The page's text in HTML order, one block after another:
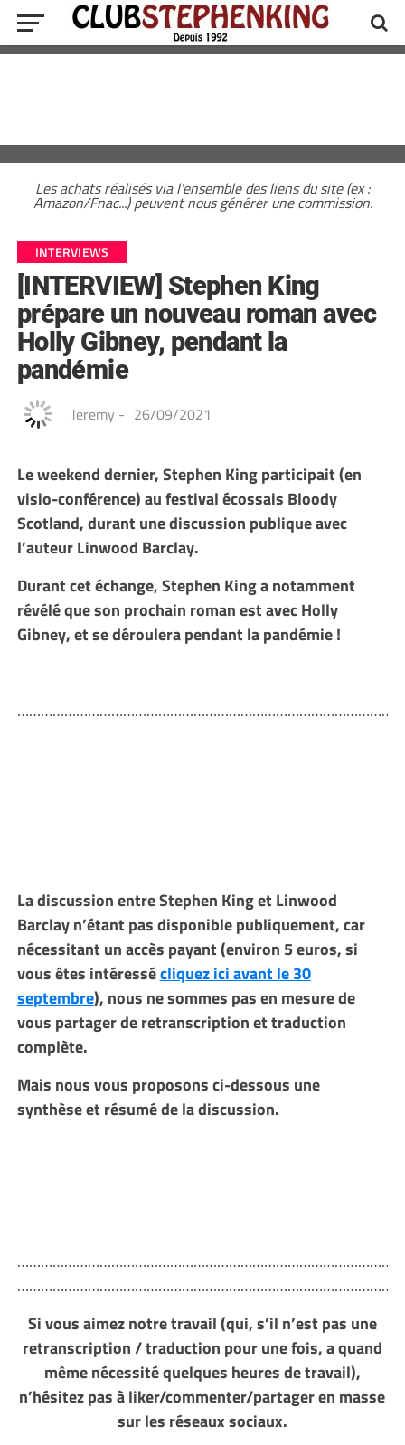
Les achats réalisés via l'ensemble des liens du site (ex :
Amazon/Fnac...) peuvent nous générer une commission.
INTERVIEWS
[INTERVIEW] Stephen King
prépare un nouveau roman avec
Holly Gibney, pendant la
pandémie
Jeremy - 26/09/2021
Le weekend dernier, Stephen King participait (en
visio-conférence) au festival écossais Bloody
Scotland, durant une discussion publique avec
l’auteur Linwood Barclay.
Durant cet échange, Stephen King a notamment
révélé que son prochain roman est avec Holly
Gibney, et se déroulera pendant la pandémie !
La discussion entre Stephen King et Linwood
Barclay n’étant pas disponible publiquement, car
nécessitant un accès payant (environ 5 euros, si
vous êtes intéressécliquez ici avant le 30
septembre), nous ne sommes pas en mesure de
vous partager de retranscription et traduction
complète.
Mais nous vous proposons ci-dessous une
synthèse et résumé de la discussion.
Si vous aimez notre travail (qui, s’il n’est pas une
retranscription / traduction pour une fois, a quand
même nécessité quelques heures de travail),
n’hésitez pas à liker/commenter/partager en masse
sur les réseaux sociaux.